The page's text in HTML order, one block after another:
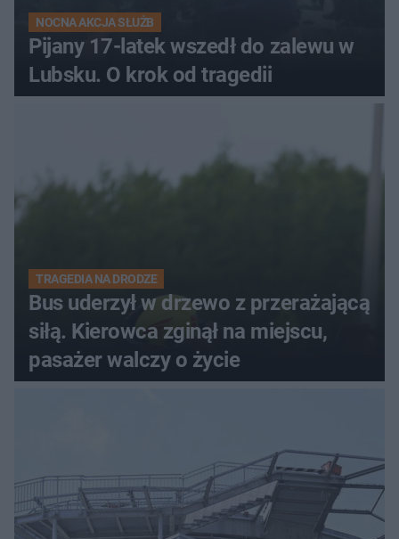
NOCNA AKCJA SŁUŻB
Pijany 17-latek wszedł do zalewu w
Lubsku. O krok od tragedii
TRAGEDIA NA DRODZE
Bus uderzył w drzewo z przerażającą
siłą. Kierowca zginął na miejscu,
pasażer walczy o życie